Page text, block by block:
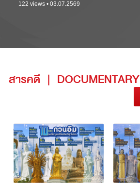
122 views • 03.07.2569
สารคดี | DOCUMENTARY